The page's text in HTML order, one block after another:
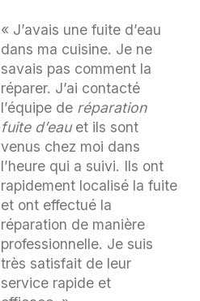
« J’avais une fuite d’eau
dans ma cuisine. Je ne
savais pas comment la
réparer. J’ai contacté
l’équipe de réparation
fuite d’eauet ils sont
venus chez moi dans
l’heure qui a suivi. Ils ont
rapidement localisé la fuite
et ont effectué la
réparation de manière
professionnelle. Je suis
très satisfait de leur
service rapide et